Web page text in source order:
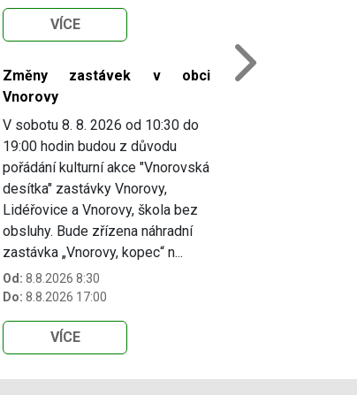
VÍCE
Změny zastávek v obci
Vnorovy
V sobotu 8. 8. 2026 od 10:30 do
19:00 hodin budou z důvodu
pořádání kulturní akce "Vnorovská
desítka" zastávky Vnorovy,
Lidéřovice a Vnorovy, škola bez
obsluhy. Bude zřízena náhradní
zastávka „Vnorovy, kopec“ n...
Od: 8.8.2026 8:30
Do: 8.8.2026 17:00
VÍCE